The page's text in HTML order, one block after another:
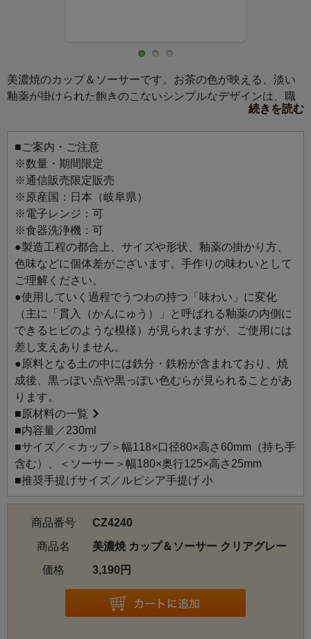
美濃焼のカップ＆ソーサーです。お茶の色が映える、淡い
釉薬が掛けられた飽きのこないシンプルなデザインは、職
人による繊細な手仕事で生み出されています。オーバル型
のソーサーには、お茶に合わせたスイーツを添えて楽しむ
こともでき、CZ4233／4234／4235 美濃焼 ティーポット
600mlやCZ4236／4237／4238 美濃焼 ティーポット 330ml
とご一緒に、大切な方への贈りものにもおすすめです。
続きを読む
■ご案内・ご注意
※数量・期間限定
※通信販売限定販売
※原産国：日本（岐阜県）
※電子レンジ：可
※食器洗浄機：可
●製造工程の都合上、サイズや形状、釉薬の掛かり方、
色味などに個体差がございます。手作りの味わいとして
ご理解ください。
●使用していく過程でうつわの持つ「味わい」に変化
（主に「貫入（かんにゅう）」と呼ばれる釉薬の内側に
できるヒビのような模様）が見られますが、ご使用には
差し支えありません。
●原料となる土の中には鉄分・鉄粉が含まれており、焼
成後、黒っぽい点や黒っぽい色むらが見られることがあ
ります。
■原材料の一覧
■内容量／230ml
■サイズ／＜カップ＞幅118×口径80×高さ60mm（持ち手
含む）、＜ソーサー＞幅180×奥行125×高さ25mm
■推奨手提げサイズ／ルピシア手提げ 小
商品番号
CZ4240
商品名
美濃焼 カップ＆ソーサー クリアグレー
価格
3,190円